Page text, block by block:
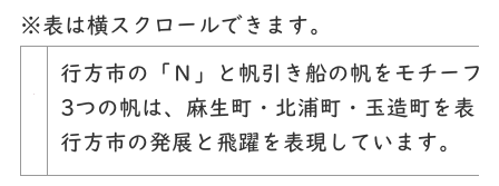
※表は横スクロールできます。
行方市の「Ｎ」と帆引き船の帆をモチーフ
3つの帆は、麻生町・北浦町・玉造町を表
行方市の発展と飛躍を表現しています。